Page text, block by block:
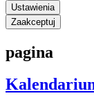
Ustawienia
Zaakceptuj
pagina